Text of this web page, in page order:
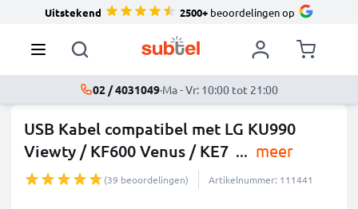
Uitstekend 2500+beoordelingen op
02 / 4031049·Ma - Vr: 10:00 tot 21:00
USB Kabel compatibel met LG KU990
Viewty / KF600 Venus / KE7 ... meer
(39 beoordelingen) Artikelnummer: 111441